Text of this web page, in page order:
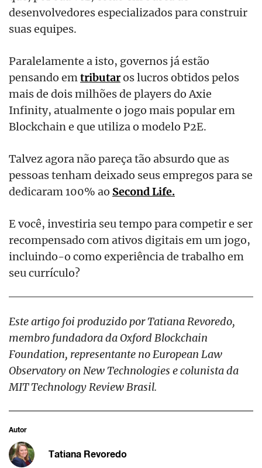
desenvolvedores especializados para construir
suas equipes.
Paralelamente a isto, governos já estão
pensando em tributaros lucros obtidos pelos
mais de dois milhões de players do Axie
Infinity, atualmente o jogo mais popular em
Blockchain e que utiliza o modelo P2E.
Talvez agora não pareça tão absurdo que as
pessoas tenham deixado seus empregos para se
dedicaram 100% ao Second Life.
E você, investiria seu tempo para competir e ser
recompensado com ativos digitais em um jogo,
incluindo-o como experiência de trabalho em
seu currículo?
Este artigo foi produzido por Tatiana Revoredo,
membro fundadora da Oxford Blockchain
Foundation, representante no European Law
Observatory on New Technologies e colunista da
MIT Technology Review Brasil.
Autor
Tatiana Revoredo